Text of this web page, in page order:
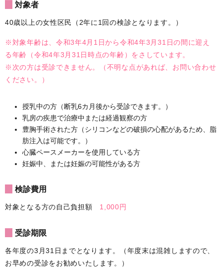
対象者
40歳以上の女性区民（2年に1回の検診となります。）
※対象年齢は、令和3年4月1日から令和4年3月31日の間に迎え
る年齢（令和4年3月31日時点の年齢）をさしています。
※次の方は受診できません。（不明な点があれば、お問い合わせ
ください。）
授乳中の方（断乳6カ月後から受診できます。）
乳房の疾患で治療中または経過観察の方
豊胸手術された方（シリコンなどの破損の心配があるため、脂
肪注入は可能です。）
心臓ペースメーカーを使用している方
妊娠中、または妊娠の可能性がある方
検診費用
対象となる方の自己負担額 1,000円
受診期限
各年度の3月31日までとなります。（年度末は混雑しますので、
お早めの受診をお勧めいたします。）